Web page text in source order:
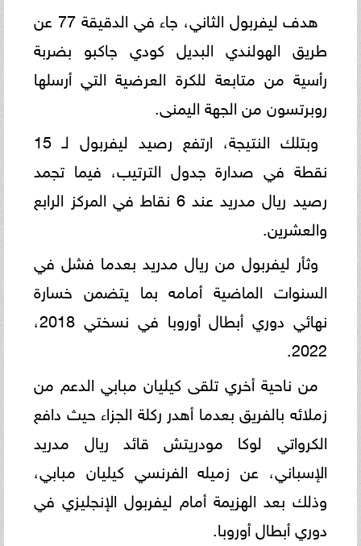
هدف ليفربول الثاني، جاء في الدقيقة 77 عن
طريق الهولندي البديل كودي جاكبو بضربة
رأسية من متابعة للكرة العرضية التي أرسلها
روبرتسون من الجهة اليمنى.
وبتلك النتيجة، ارتفع رصيد ليفربول لـ 15
نقطة في صدارة جدول الترتيب، فيما تجمد
رصيد ريال مدريد عند 6 نقاط في المركز الرابع
والعشرين.
وثأر ليفربول من ريال مدريد بعدما فشل في
السنوات الماضية أمامه بما يتضمن خسارة
نهائي دوري أبطال أوروبا في نسختي 2018،
2022.
من ناحية أخري تلقى كيليان مبابي الدعم من
زملائه بالفريق بعدما أهدر ركلة الجزاء حيث دافع
الكرواتي لوكا مودريتش قائد ريال مدريد
الإسباني، عن زميله الفرنسي كيليان مبابي،
وذلك بعد الهزيمة أمام ليفربول الإنجليزي في
دوري أبطال أوروبا.